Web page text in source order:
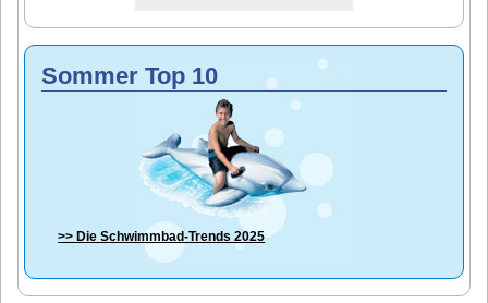
Sommer Top 10
>> DieSchwimmbad-Trends 2025